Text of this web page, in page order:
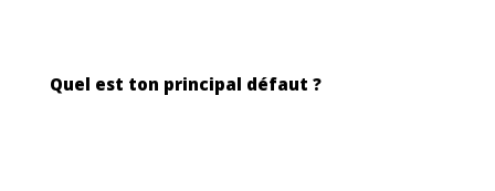
Quel est ton principal défaut ?